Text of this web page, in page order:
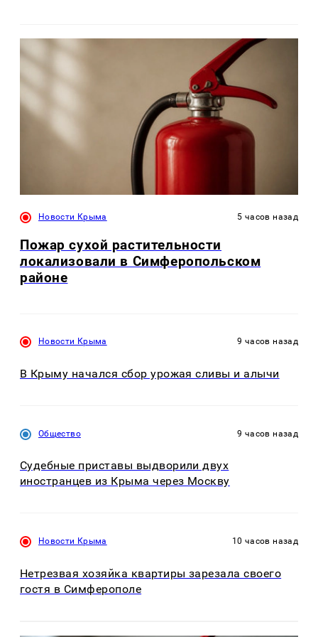
Новости Крыма 5 часов назад
Пожар сухой растительности
локализовали в Симферопольском
районе
Новости Крыма 9 часов назад
В Крыму начался сбор урожая сливы и алычи
Общество 9 часов назад
Судебные приставы выдворили двух
иностранцев из Крыма через Москву
Новости Крыма 10 часов назад
Нетрезвая хозяйка квартиры зарезала своего
гостя в Симферополе